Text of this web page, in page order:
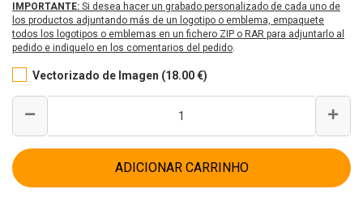
IMPORTANTE: Si desea hacer un grabado personalizado de cada uno de
los productos adjuntando más de un logotipo o emblema, empaquete
todos los logotipos o emblemas en un fichero ZIP o RAR para adjuntarlo al
pedido e indiquelo en los comentarios del pedido.
Vectorizado de Imagen (18.00 €)
ADICIONAR CARRINHO